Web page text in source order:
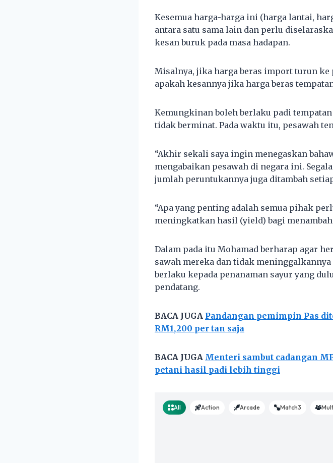
Kesemua harga-harga ini (harga lantai,
antara satu sama lain dan perlu
kesan buruk pada masa hadapan.
Misalnya, jika harga beras import turun
apakah kesannya jika harga beras
Kemungkinan boleh berlaku padi
tidak berminat. Pada waktu itu, pesawah
“Akhir sekali saya ingin menegaskan
mengabaikan pesawah di negara ini.
jumlah peruntukannya juga ditambah
“Apa yang penting adalah semua pihak
meningkatkan hasil (yield) bagi
Dalam pada itu Mohamad berharap agar
sawah mereka dan tidak
berlaku kepada penanaman sayur yang
pendatang.
BACA JUGA Pandangan pemimpin Pas
RM1,200 per tan saja
BACA JUGA Menteri sambut cadangan
petani hasil padi lebih tinggi